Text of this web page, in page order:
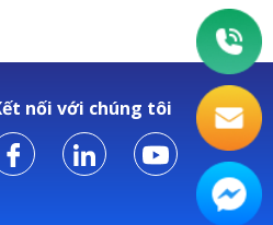
nối với chúng tôi